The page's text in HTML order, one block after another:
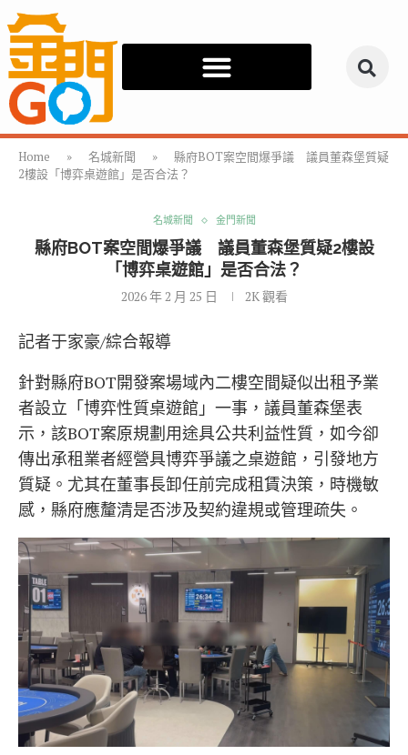
Home » 名城新聞 »
縣府BOT案空間爆爭議 議員董森堡質疑
2樓設「博弈桌遊館」是否合法？
名城新聞 金門新聞
縣府BOT案空間爆爭議 議員董森堡質疑2樓設
「博弈桌遊館」是否合法？
2026 年 2 月 25 日 2K觀看
記者于家豪/綜合報導
針對縣府BOT開發案場域內二樓空間疑似出租予業
者設立「博弈性質桌遊館」一事，議員董森堡表
示，該BOT案原規劃用途具公共利益性質，如今卻
傳出承租業者經營具博弈爭議之桌遊館，引發地方
質疑。尤其在董事長卸任前完成租賃決策，時機敏
感，縣府應釐清是否涉及契約違規或管理疏失。